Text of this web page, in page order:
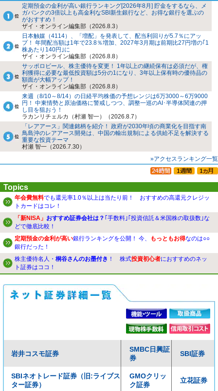
定期預金の金利が高い銀行ランキング[2026年8月] 貯金をするなら、メ
ガバンクの3倍以上も高金利なSBI新生銀行など、お得な銀行を選ぶの
がおすすめ！
ザイ・オンライン編集部（2026.8.3）
日本触媒（4114）、「増配」を発表して、配当利回りが5.7％にアッ
プ！ 年間配当額は1年で23.8％増加、2027年3月期は前期比27円増の｢1
株あたり140円｣に
ザイ・オンライン編集部（2026.8.8）
サッポロビール、株主優待を変更！ 1年以上の継続保有は必須だが、権
利獲得に必要な最低投資額は5分の1になり、3年以上保有時の優待品の
額面が大幅アップ！
ザイ・オンライン編集部（2026.8.8）
来週（8/10～8/14）の日経平均株価の予想レンジは6万3000～6万9000
円！ 中東情勢と原油価格に警戒しつつ、調整一巡のAI･半導体関連の押
し目を狙おう！
ラカンリチェルカ（村瀬 智一）（2026.8.7）
「レアアース」関連銘柄を紹介！ 政府が2030年頃の商業化を目指す南
鳥島沖のレアアース開発は、中国の輸出規制による供給不足を解決する
重要な投資テーマ
村瀬 智一（2026.7.30）
»アクセスランキング一覧
Topics
年会費無料でも還元率1.0％以上は当たり前！ おすすめの高還元クレジッ
トカードはコレ！
「新NISA」 おすすめ証券会社は？ ｢手数料｣｢投資信託＆米国株の取扱数｣な
どで徹底比較！
定期預金の金利が高い銀行ランキングを公開！ 今、 もっともお得なのは○○
銀行だった！
株主優待名人・ 桐谷さんのお墨付き ！ 株式投資初心者におすすめのネッ
ト証券はココ！
岩井コスモ証券
SMBC日興証
券
SBI証券
SBIネオトレード証券（旧:ライブス
ター証券）
GMOクリッ
ク証券
立花証券